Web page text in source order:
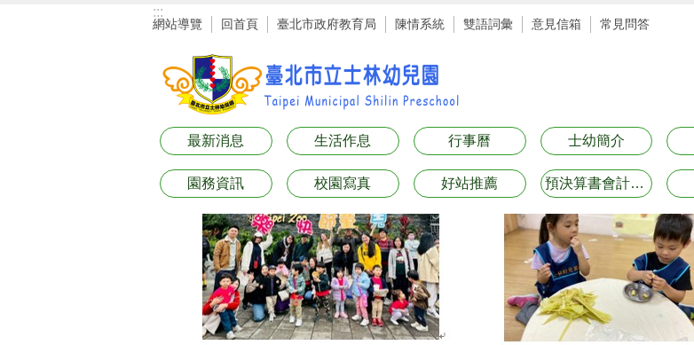
:::
網站導覽 回首頁 臺北市政府教育局 陳情系統 雙語詞彙 意見信箱 常見問答
最新消息 生活作息 行事曆 士幼簡介
園務資訊 校園寫真 好站推薦 預決算書會計月報表專區